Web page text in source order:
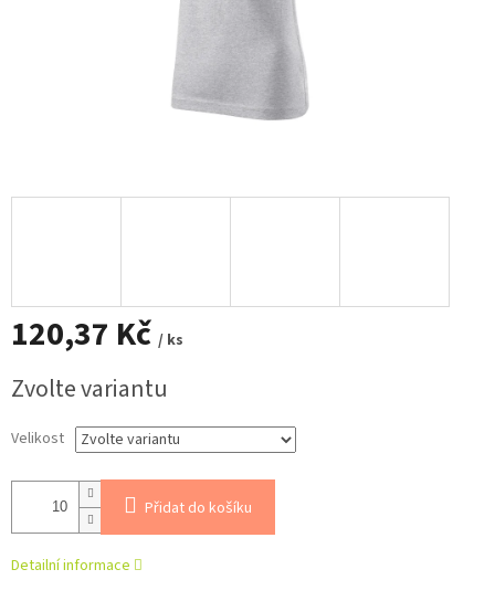
120,37 Kč / ks
cena:
Zvolte variantu
Velikost
Přidat do košíku
Detailní informace